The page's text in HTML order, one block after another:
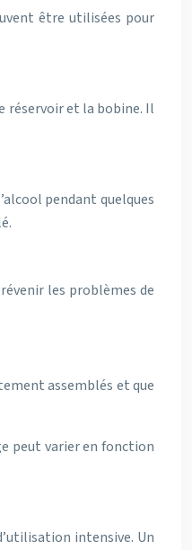
être utilisées pour
réservoir et la bobine. Il
pendant quelques
les problèmes de
assemblés et que
peut varier en fonction
intensive. Un